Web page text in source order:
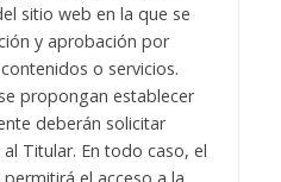
sitio web en la que se
y aprobación por
o servicios.
propongan establecer
deberán solicitar
Titular. En todo caso, el